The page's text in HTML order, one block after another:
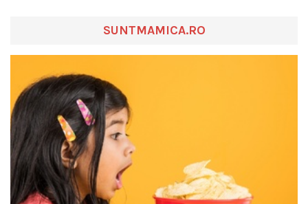
SUNTMAMICA.RO